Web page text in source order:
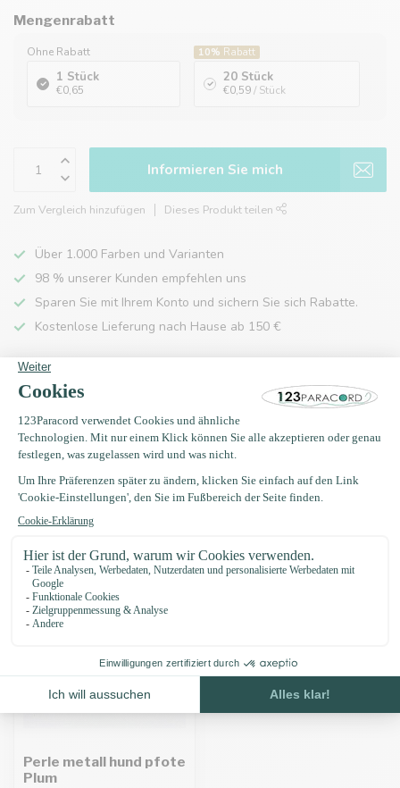
Mengenrabatt
Ohne Rabatt
1 Stück
€0,65
10% Rabatt
20 Stück
€0,59/ Stück
Informieren Sie mich
Zum Vergleich hinzufügen Dieses Produkt teilen
Über 1.000 Farben und Varianten
98 % unserer Kunden empfehlen uns
Sparen Sie mit Ihrem Konto und sichern Sie sich Rabatte.
Kostenlose Lieferung nach Hause ab 150 €
Produktbeschreibung
Eigenschaften
Zuletzt angesehen
Perle metall hund pfote
Plum